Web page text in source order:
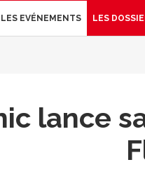
LES EVÉNEMENTS LES
lance